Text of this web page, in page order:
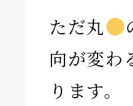
ただ丸
向が変わ
ります。